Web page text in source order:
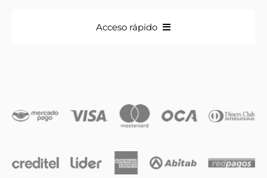
Acceso rápido
Iniciales